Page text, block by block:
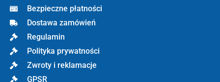
Bezpieczne płatności
Dostawa zamówień
Regulamin
Polityka prywatności
Zwroty i reklamacje
GPSR